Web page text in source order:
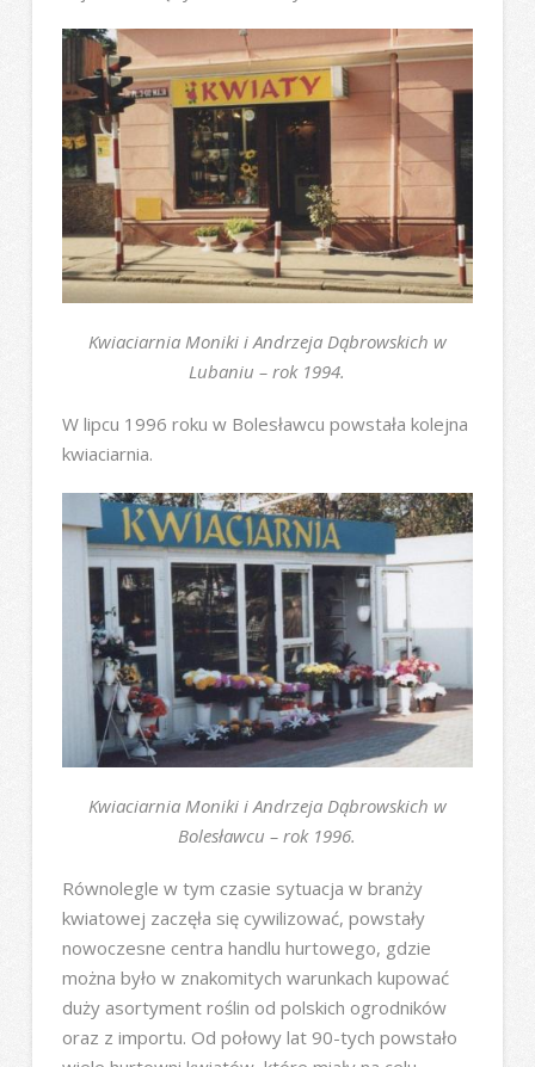
Kwiaciarnia Moniki i Andrzeja Dąbrowskich w
Lubaniu – rok 1994.
W lipcu 1996 roku w Bolesławcu powstała kolejna
kwiaciarnia.
Kwiaciarnia Moniki i Andrzeja Dąbrowskich w
Bolesławcu – rok 1996.
Równolegle w tym czasie sytuacja w branży
kwiatowej zaczęła się cywilizować, powstały
nowoczesne centra handlu hurtowego, gdzie
można było w znakomitych warunkach kupować
duży asortyment roślin od polskich ogrodników
oraz z importu. Od połowy lat 90-tych powstało